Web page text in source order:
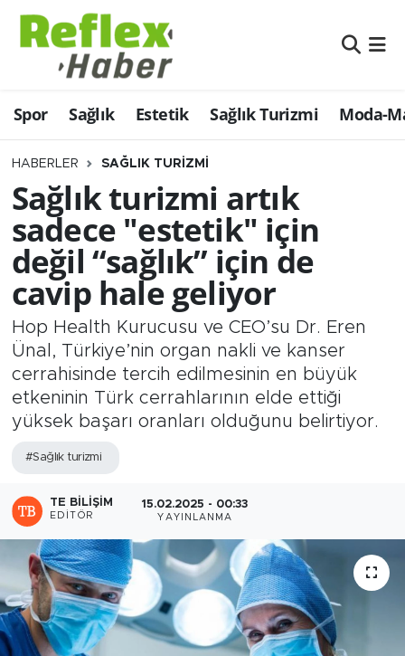
Spor Sağlık Estetik Sağlık Turizmi Moda-
HABERLER SAĞLIK TURIZMI
Sağlık turizmi artık
sadece "estetik" için
değil “sağlık” için de
cavip hale geliyor
Hop Health Kurucusu ve CEO’su Dr. Eren
Ünal, Türkiye’nin organ nakli ve kanser
cerrahisinde tercih edilmesinin en büyük
etkeninin Türk cerrahlarının elde ettiği
yüksek başarı oranları olduğunu belirtiyor.
#Sağlık turizmi
TE BILIŞIM
EDITÖR
15.02.2025 - 00:33
YAYINLANMA
Eğitim
Estetik
Firmalardan
Güncel
İş ve Ekonomi
Moda-Magazin-Eğlence
Sağlık
Sağlık Turizmi
Nöbetçi Eczaneler
Hava Durumu
Namaz Vakitleri
Trafik Durumu
Şampiyonlar Ligi Puan Durumu ve Fikstür
Tüm Manşetler
Son Dakika Haberleri
Haber Arşivi